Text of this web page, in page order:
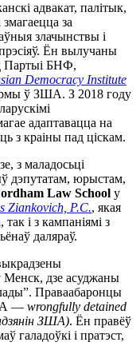
адвакат, палітык,
змагаецца за
злачынствы і
Ён вылучаны
Партыі БНФ,
Democracy Institute
ў ЗША. З 2018 году
адаптавацца на
з краіны пад ціскам.
з маладосьці
дэпутатам, юрыстам,
Law School у
Ziankovich, P.C., якая
і з кампаніямі з
даляраў.
Менск, дзе асуджаны
Праваабаронцы
— wrongfully detained
ЗША). Ён правёў
галадоўкі і пратэст,